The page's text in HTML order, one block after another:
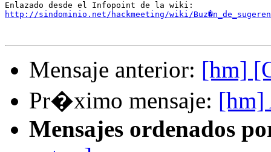
http://sindominio.net/hackmeeting/wiki/
Mensaje anterior: [hm]
Pr�ximo mensaje: [hm]
Mensajes ordenados